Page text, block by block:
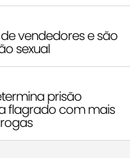
vendedores e são
sexual
prisão
flagrado com mais